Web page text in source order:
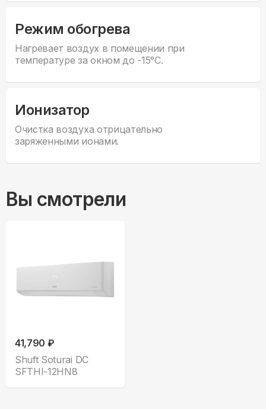
Режим обогрева
Нагревает воздух в помещении при
температуре за окном до -15°С.
Ионизатор
Очистка воздуха отрицательно
заряженными ионами.
Вы смотрели
41,790 ₽
Shuft Soturai DC
SFTHI-12HN8